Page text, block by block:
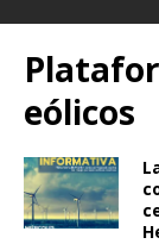
eólicos